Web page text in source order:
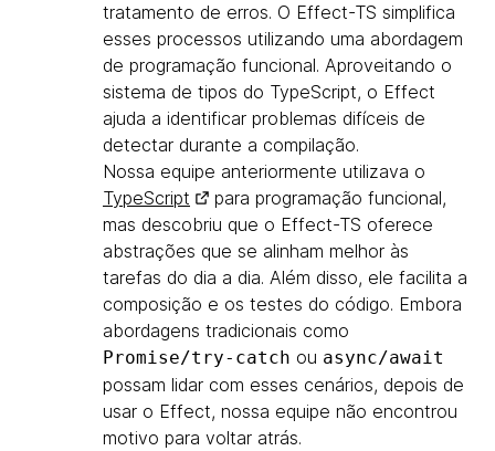
tratamento de erros. O Effect-TS simplifica
esses processos utilizando uma abordagem
de programação funcional. Aproveitando o
sistema de tipos do TypeScript, o Effect
ajuda a identificar problemas difíceis de
detectar durante a compilação.
Nossa equipe anteriormente utilizava o
TypeScript
para programação funcional,
mas descobriu que o Effect-TS oferece
abstrações que se alinham melhor às
tarefas do dia a dia. Além disso, ele facilita a
composição e os testes do código. Embora
abordagens tradicionais como
Promise/try-catch ou async/await
possam lidar com esses cenários, depois de
usar o Effect, nossa equipe não encontrou
motivo para voltar atrás.